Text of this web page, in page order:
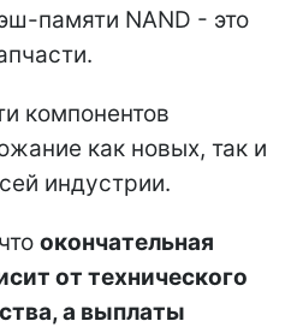
памяти NAND - это
компонентов
как новых, так и
индустрии.
окончательная
от технического
а выплаты